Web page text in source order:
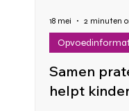
Samen
helpt
18 mei 2 minuten